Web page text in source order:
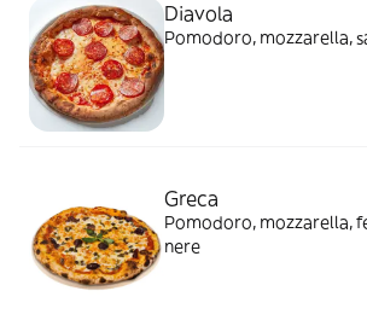
Diavola
Pomodoro, mozzarella,
Greca
Pomodoro, mozzarella,
nere